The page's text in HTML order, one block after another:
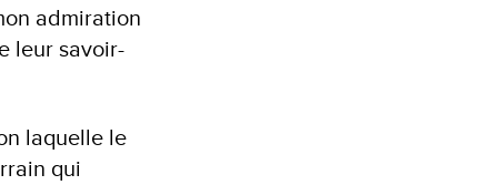
admiration
leur savoir-
laquelle le
qui